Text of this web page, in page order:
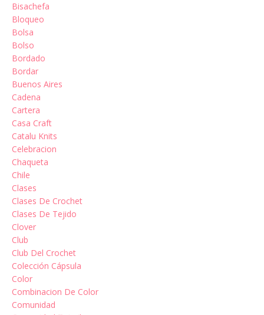
Bisachefa
Bloqueo
Bolsa
Bolso
Bordado
Bordar
Buenos Aires
Cadena
Cartera
Casa Craft
Catalu Knits
Celebracion
Chaqueta
Chile
Clases
Clases De Crochet
Clases De Tejido
Clover
Club
Club Del Crochet
Colección Cápsula
Color
Combinacion De Color
Comunidad